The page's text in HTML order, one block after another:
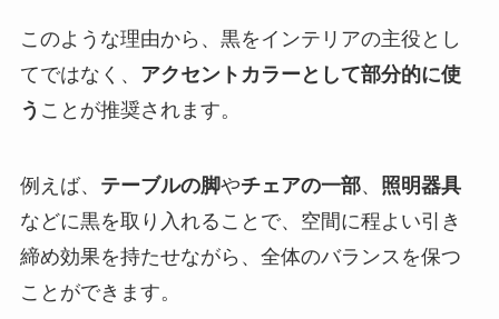
このような理由から、黒をインテリアの主役とし
てではなく、 アクセントカラーとして部分的に使
う ことが推奨されます。
例えば、 テーブルの脚やチェアの一部、 照明器具
などに黒を取り入れることで、空間に程よい引き
締め効果を持たせながら、全体のバランスを保つ
ことができます。